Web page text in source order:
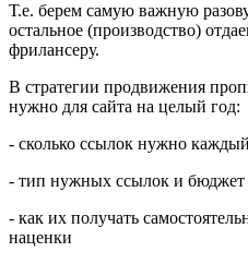
Т.е. берем самую важную
остальное (производство)
фрилансеру.
В стратегии продвижения
нужно для сайта на целый год:
- сколько ссылок нужно
- тип нужных ссылок и бюджет
- как их получать
наценки